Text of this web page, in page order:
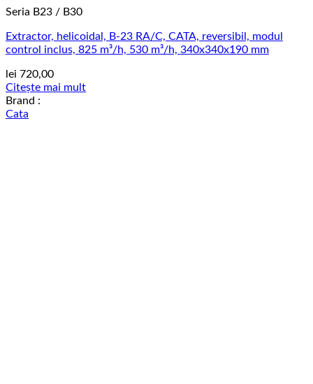
Seria B23 / B30
Extractor, helicoidal, B-23 RA/C, CATA, reversibil, modul
control inclus, 825 m³/h, 530 m³/h, 340x340x190 mm
lei 720,00
Citește mai mult
Brand :
Cata